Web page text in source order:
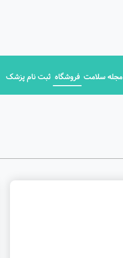
مجله سلامت فروشگاه ثبت نام پزشک